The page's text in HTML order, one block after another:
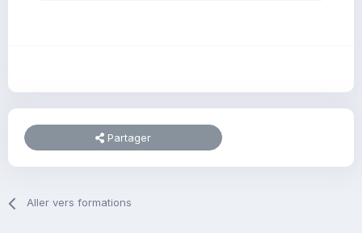
Partager
Aller vers formations